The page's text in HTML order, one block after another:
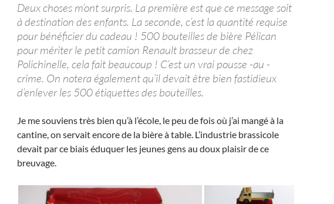
Deux choses m’ont surpris. La première est que ce message soit
à destination des enfants. La seconde, c’est la quantité requise
pour bénéficier du cadeau ! 500 bouteilles de bière Pélican
pour mériter le petit camion Renault brasseur de chez
Polichinelle, cela fait beaucoup ! C’est un vrai pousse -au -
crime. On notera également qu’il devait être bien fastidieux
d’enlever les 500 étiquettes des bouteilles.
Je me souviens très bien qu’à l’école, le peu de fois où j’ai mangé à la
cantine, on servait encore de la bière à table. L’industrie brassicole
devait par ce biais éduquer les jeunes gens au doux plaisir de ce
breuvage.